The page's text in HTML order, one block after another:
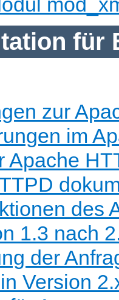
für
zur
im
Apache
des
1.3 nach
der
Version